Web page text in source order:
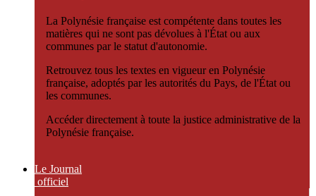
La Polynésie française est compétente dans toutes les
matières qui ne sont pas dévolues à l'État ou aux
communes par le statut d'autonomie.
Retrouvez tous les textes en vigueur en Polynésie
française, adoptés par les autorités du Pays, de l'État ou
les communes.
Accéder directement à toute la justice administrative de la
Polynésie française.
Le Journal
officiel